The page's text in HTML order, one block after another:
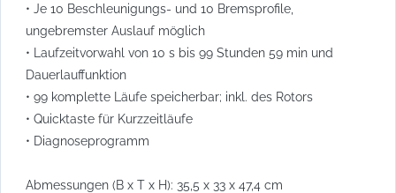
• Je 10 Beschleunigungs- und 10 Bremsprofile,
ungebremster Auslauf möglich
• Laufzeitvorwahl von 10 s bis 99 Stunden 59 min und
Dauerlauffunktion
• 99 komplette Läufe speicherbar; inkl. des Rotors
• Quicktaste für Kurzzeitläufe
• Diagnoseprogramm
Abmessungen (B x T x H): 35,5 x 33 x 47,4 cm